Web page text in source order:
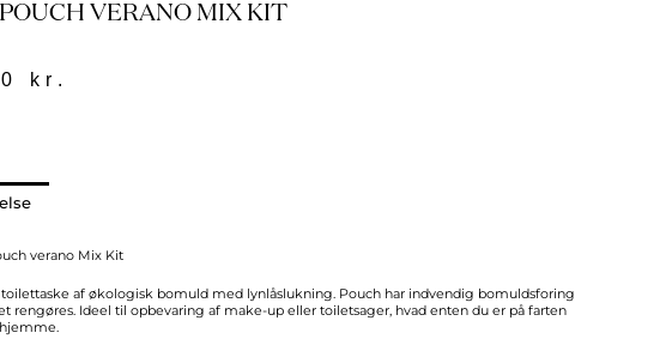
VERANO MIX KIT
kr.
verano Mix Kit
af økologisk bomuld med lynlåslukning. Pouch har indvendig bomuldsforing
rengøres. Ideel til opbevaring af make-up eller toiletsager, hvad enten du er på farten